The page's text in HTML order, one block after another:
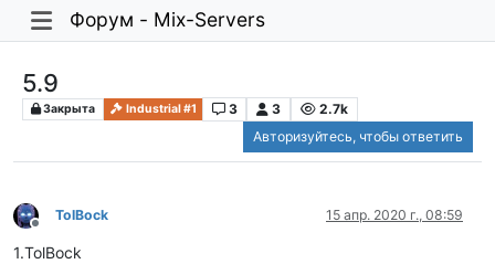
Форум - Mix-Servers
5.9
Закрыта Industrial #1 3 3
2.7k
Авторизуйтесь, чтобы ответить
Не в сети
TolBock 15 апр. 2020 г., 08:59
1.TolBock